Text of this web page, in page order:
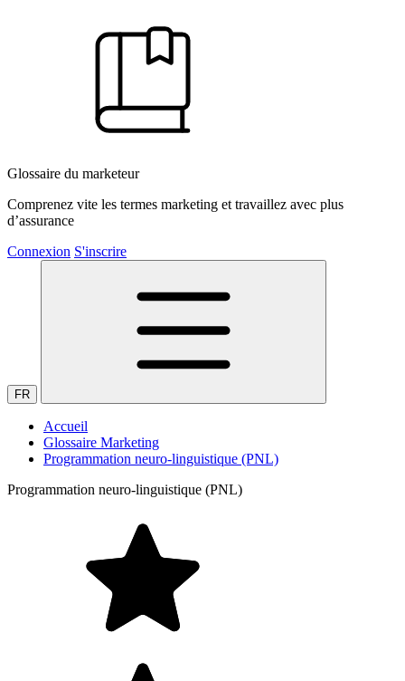
Glossaire du marketeur
Comprenez vite les termes marketing et travaillez avec plus
d’assurance
Connexion S'inscrire
FR
Accueil
Glossaire Marketing
Programmation neuro-linguistique (PNL)
Programmation neuro-linguistique (PNL)